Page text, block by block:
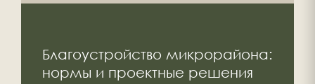
Благоустройство микрорайона:
нормы и проектные решения